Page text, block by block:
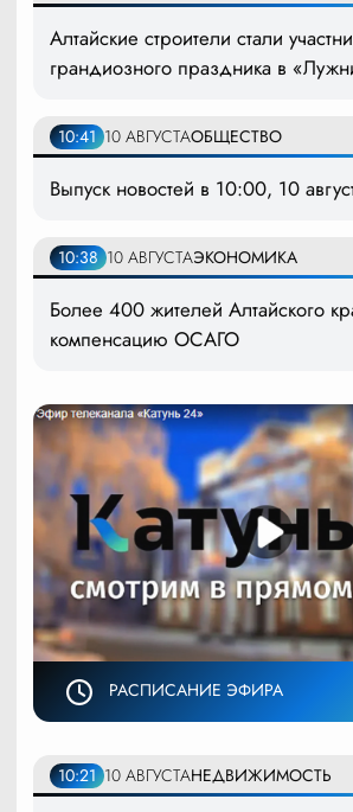
Алтайские строители стали
грандиозного праздника в
10:41 10 АВГУСТАОБЩЕСТВО
Выпуск новостей в 10:00, 10
10:38 10 АВГУСТАЭКОНОМИКА
Более 400 жителей Алтайского
компенсацию ОСАГО
РАСПИСАНИЕ ЭФИРА
10:21 10 АВГУСТАНЕДВИЖИМОСТЬ